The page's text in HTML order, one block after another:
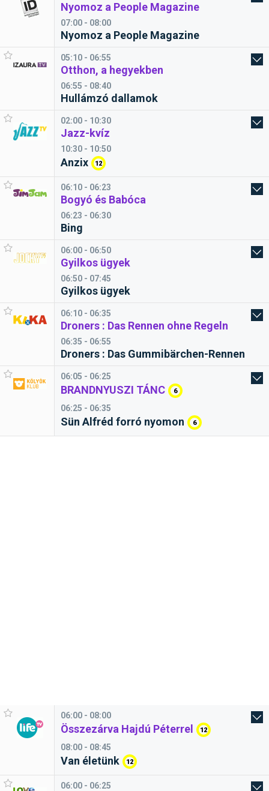
Nyomoz a People Magazine
07:00 - 08:00
Nyomoz a People Magazine
05:10 - 06:55
Otthon, a hegyekben
06:55 - 08:40
Hullámzó dallamok
02:00 - 10:30
Jazz-kvíz
10:30 - 10:50
Anzix 12
06:10 - 06:23
Bogyó és Babóca
06:23 - 06:30
Bing
06:00 - 06:50
Gyilkos ügyek
06:50 - 07:45
Gyilkos ügyek
06:10 - 06:35
Droners : Das Rennen ohne Regeln
06:35 - 06:55
Droners : Das Gummibärchen-Rennen
06:05 - 06:25
BRANDNYUSZI TÁNC 6
06:25 - 06:35
Sün Alfréd forró nyomon 6
06:00 - 08:00
Összezárva Hajdú Péterrel 12
08:00 - 08:45
Van életünk 12
06:00 - 06:25